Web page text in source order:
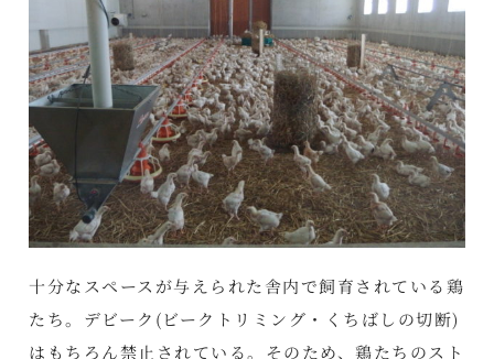
十分なスペースが与えられた舎内で飼育されている鶏
たち。デビーク(ビークトリミング・くちばしの切断)
はもちろん禁止されている。そのため、鶏たちのスト